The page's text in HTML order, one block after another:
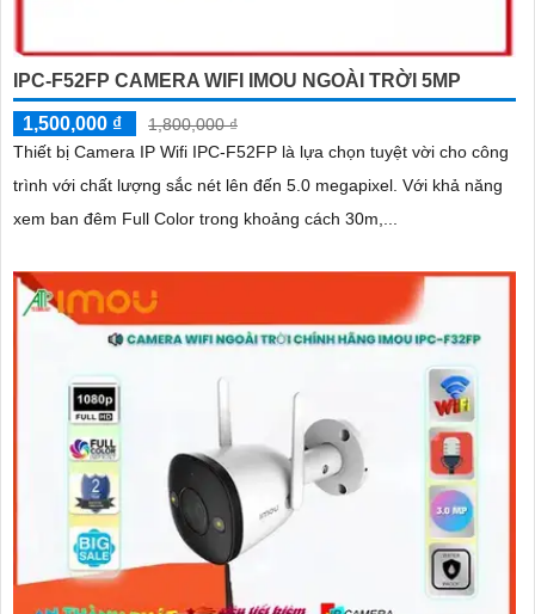
IPC-F52FP CAMERA WIFI IMOU NGOÀI TRỜI 5MP
1,500,000 ₫
1,800,000 ₫
Thiết bị Camera IP Wifi IPC-F52FP là lựa chọn tuyệt vời cho công
trình với chất lượng sắc nét lên đến 5.0 megapixel. Với khả năng
xem ban đêm Full Color trong khoảng cách 30m,...